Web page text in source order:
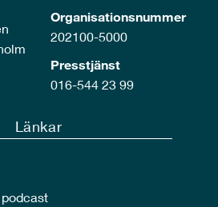
Organisationsnummer
202100-5000
Presstjänst
016-544 23 99
Länkar